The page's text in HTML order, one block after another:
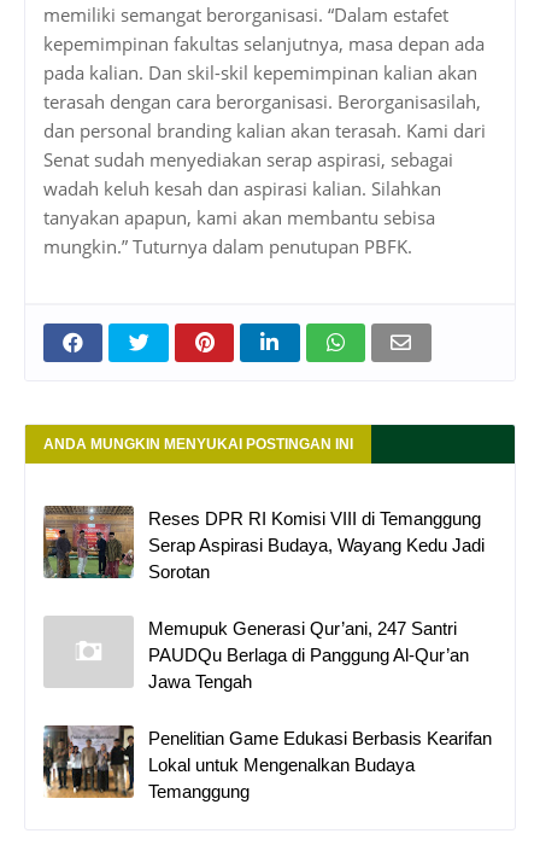
memiliki semangat berorganisasi. “Dalam estafet
kepemimpinan fakultas selanjutnya, masa depan ada
pada kalian. Dan skil-skil kepemimpinan kalian akan
terasah dengan cara berorganisasi. Berorganisasilah,
dan personal branding kalian akan terasah. Kami dari
Senat sudah menyediakan serap aspirasi, sebagai
wadah keluh kesah dan aspirasi kalian. Silahkan
tanyakan apapun, kami akan membantu sebisa
mungkin.” Tuturnya dalam penutupan PBFK.
ANDA MUNGKIN MENYUKAI POSTINGAN INI
Reses DPR RI Komisi VIII di Temanggung
Serap Aspirasi Budaya, Wayang Kedu Jadi
Sorotan
Memupuk Generasi Qur’ani, 247 Santri
PAUDQu Berlaga di Panggung Al-Qur’an
Jawa Tengah
Penelitian Game Edukasi Berbasis Kearifan
Lokal untuk Mengenalkan Budaya
Temanggung